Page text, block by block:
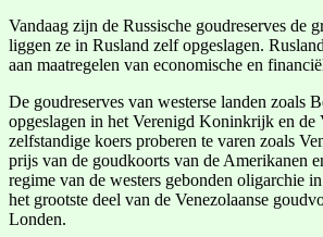
Vandaag zijn de Russische goudreserves de
liggen ze in Rusland zelf opgeslagen.
aan maatregelen van economische en
De goudreserves van westerse landen zoals
opgeslagen in het Verenigd Koninkrijk en de
zelfstandige koers proberen te varen zoals
prijs van de goudkoorts van de Amerikanen
regime van de westers gebonden oligarchie
het grootste deel van de Venezolaanse
Londen.